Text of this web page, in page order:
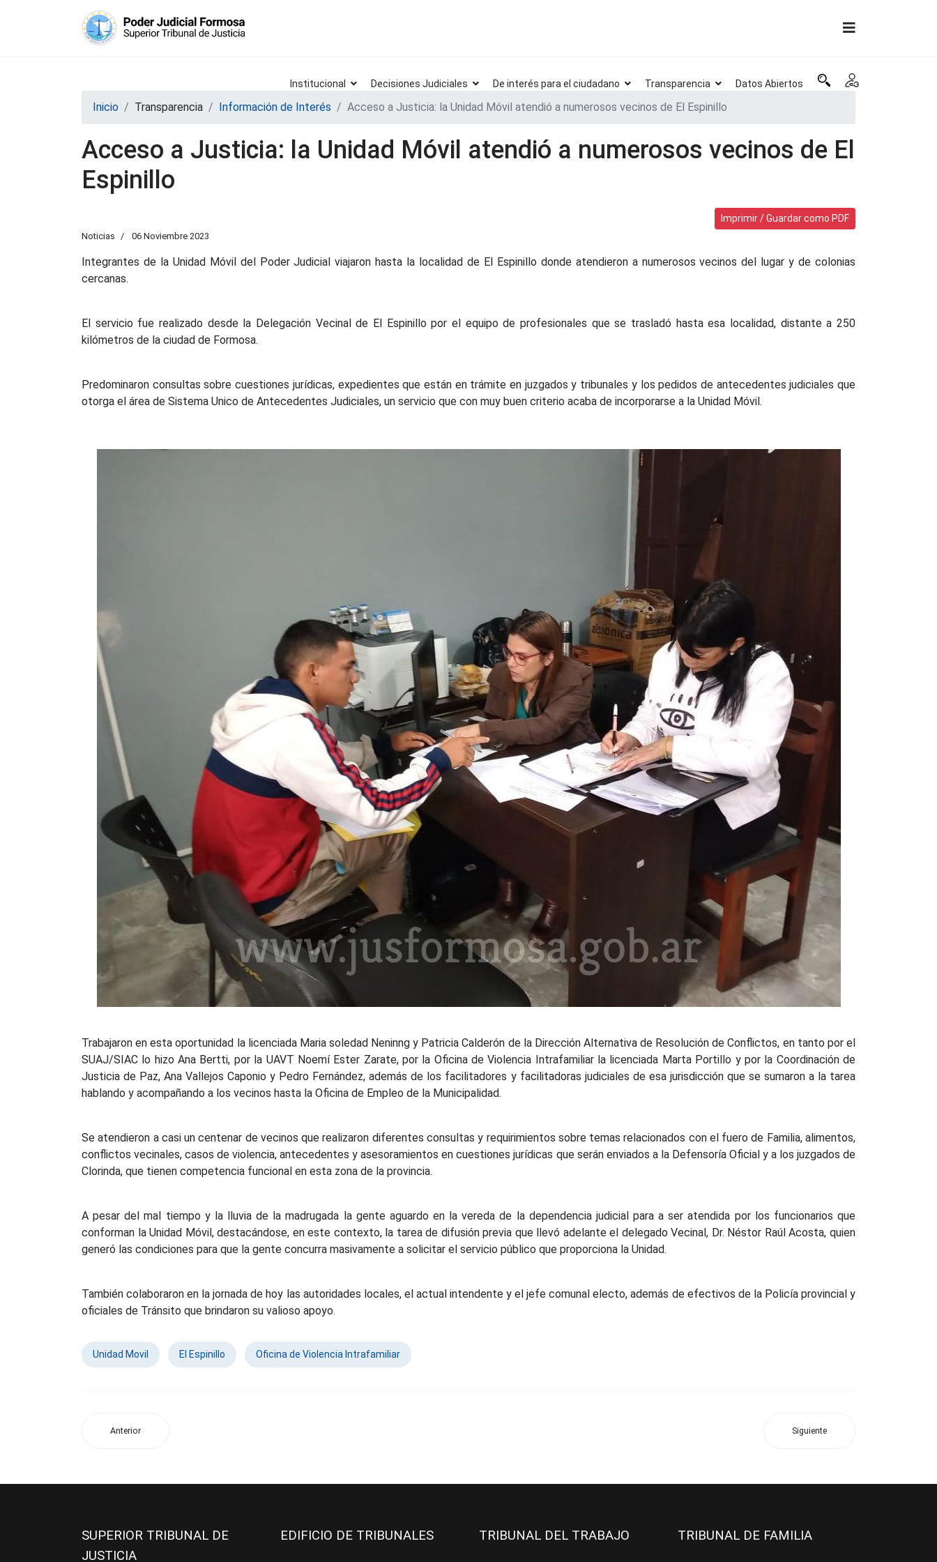
Institucional Decisiones Judiciales De interés para el ciudadano Transparencia Datos Abiertos
Inicio Transparencia Información de Interés Acceso a Justicia: la Unidad Móvil atendió a numerosos vecinos de El Espinillo
Acceso a Justicia: la Unidad Móvil atendió a numerosos vecinos de El
Espinillo
Imprimir / Guardar como PDF
Noticias 06 Noviembre 2023
Integrantes de la Unidad Móvil del Poder Judicial viajaron hasta la localidad de El Espinillo donde atendieron a numerosos vecinos del lugar y de colonias
cercanas.
El servicio fue realizado desde la Delegación Vecinal de El Espinillo por el equipo de profesionales que se trasladó hasta esa localidad, distante a 250
kilómetros de la ciudad de Formosa.
Predominaron consultas sobre cuestiones jurídicas, expedientes que están en trámite en juzgados y tribunales y los pedidos de antecedentes judiciales que
otorga el área de Sistema Unico de Antecedentes Judiciales, un servicio que con muy buen criterio acaba de incorporarse a la Unidad Móvil.
Trabajaron en esta oportunidad la licenciada Maria soledad Neninng y Patricia Calderón de la Dirección Alternativa de Resolución de Conflictos, en tanto por el
SUAJ/SIAC lo hizo Ana Bertti, por la UAVT Noemí Ester Zarate, por la Oficina de Violencia Intrafamiliar la licenciada Marta Portillo y por la Coordinación de
Justicia de Paz, Ana Vallejos Caponio y Pedro Fernández, además de los facilitadores y facilitadoras judiciales de esa jurisdicción que se sumaron a la tarea
hablando y acompañando a los vecinos hasta la Oficina de Empleo de la Municipalidad.
Se atendieron a casi un centenar de vecinos que realizaron diferentes consultas y requirimientos sobre temas relacionados con el fuero de Familia, alimentos,
conflictos vecinales, casos de violencia, antecedentes y asesoramientos en cuestiones jurídicas que serán enviados a la Defensoría Oficial y a los juzgados de
Clorinda, que tienen competencia funcional en esta zona de la provincia.
A pesar del mal tiempo y la lluvia de la madrugada la gente aguardo en la vereda de la dependencia judicial para a ser atendida por los funcionarios que
conforman la Unidad Móvil, destacándose, en este contexto, la tarea de difusión previa que llevó adelante el delegado Vecinal, Dr. Néstor Raúl Acosta, quien
generó las condiciones para que la gente concurra masivamente a solicitar el servicio público que proporciona la Unidad.
También colaboraron en la jornada de hoy las autoridades locales, el actual intendente y el jefe comunal electo, además de efectivos de la Policía provincial y
oficiales de Tránsito que brindaron su valioso apoyo.
Unidad Movil El Espinillo Oficina de Violencia Intrafamiliar
Anterior Siguiente
SUPERIOR TRIBUNAL DE
JUSTICIA
EDIFICIO DE TRIBUNALES TRIBUNAL DEL TRABAJO TRIBUNAL DE FAMILIA